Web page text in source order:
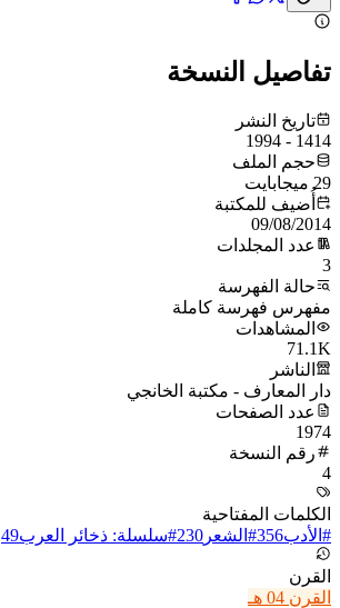
تفاصيل النسخة
تاريخ النشر
1414 - 1994
حجم الملف
29 ميجابايت
أُضيف للمكتبة
09/08/2014
عدد المجلدات
3
حالة الفهرسة
مفهرس فهرسة كاملة
المشاهدات
71.1K
الناشر
دار المعارف - مكتبة الخانجي
عدد الصفحات
1974
رقم النسخة
4
الكلمات المفتاحية
# الأدب356
# الشعر 230
#سلسلة: ذخائر العرب49
القرن
القرن 04 هـ